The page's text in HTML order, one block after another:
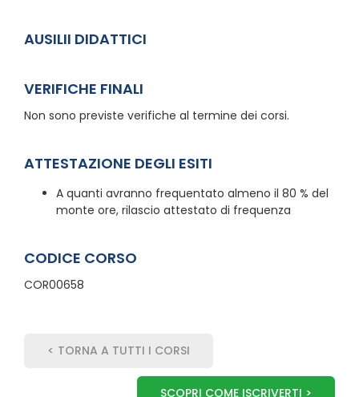
AUSILII DIDATTICI
VERIFICHE FINALI
Non sono previste verifiche al termine dei corsi.
ATTESTAZIONE DEGLI ESITI
A quanti avranno frequentato almeno il 80 % del
monte ore, rilascio attestato di frequenza
CODICE CORSO
COR00658
< TORNA A TUTTI I CORSI
SCOPRI COME ISCRIVERTI >